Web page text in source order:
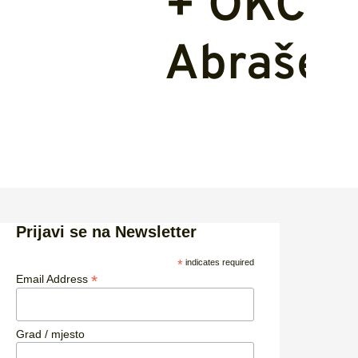
Prijavi se na Newsletter
*indicates required
Email Address *
Grad / mjesto